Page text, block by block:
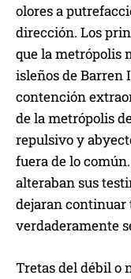
olores a
dirección. Los
que la metrópolis
isleños de Barren
contención
de la metrópolis
repulsivo y
fuera de lo
alteraban sus
dejaran continuar
verdaderamente
Tretas del débil o